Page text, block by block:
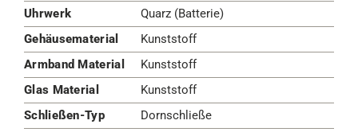
Uhrwerk
Quarz (Batterie)
Gehäusematerial
Kunststoff
Armband Material
Kunststoff
Glas Material
Kunststoff
Schließen-Typ
Dornschließe